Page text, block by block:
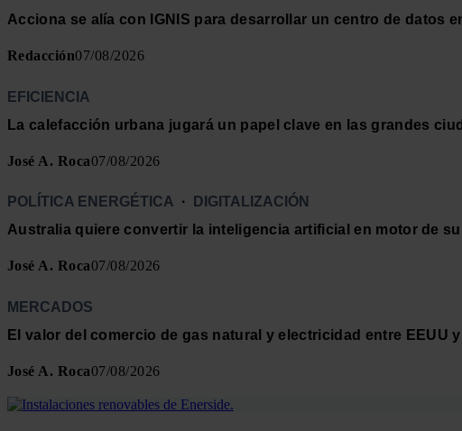
Acciona se alía con IGNIS para desarrollar un centro de datos
Redacción07/08/2026
EFICIENCIA
La calefacción urbana jugará un papel clave en las grandes
José A. Roca07/08/2026
POLÍTICA ENERGÉTICA ·
DIGITALIZACIÓN
Australia quiere convertir la inteligencia artificial en motor de
José A. Roca07/08/2026
MERCADOS
El valor del comercio de gas natural y electricidad entre EEUU
José A. Roca07/08/2026